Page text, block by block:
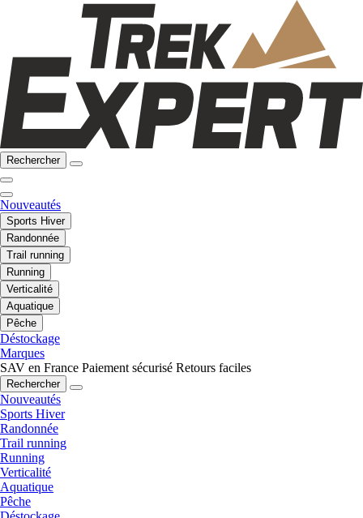
Rechercher
Nouveautés
Sports Hiver
Randonnée
Trail running
Running
Verticalité
Aquatique
Pêche
Déstockage
Marques
SAV en France Paiement sécurisé Retours faciles
Rechercher
Nouveautés
Sports Hiver
Randonnée
Trail running
Running
Verticalité
Aquatique
Pêche